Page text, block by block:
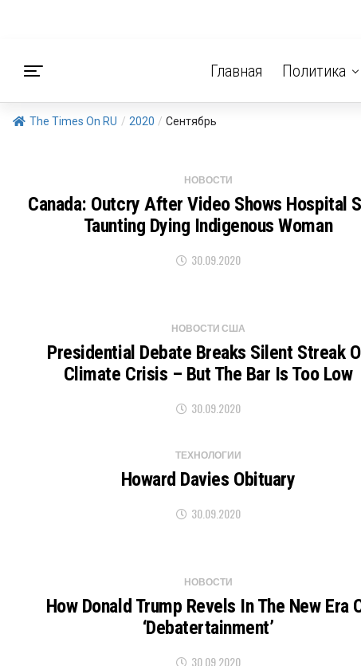
Главная Политика
The Times On RU / 2020 / Сентябрь
НОВОСТИ
Canada: Outcry After Video Shows Hospital
Taunting Dying Indigenous Woman
30.09.2020
НОВОСТИ США
Presidential Debate Breaks Silent Streak
Climate Crisis – But The Bar Is Too Low
30.09.2020
ТЕХНОЛОГИИ
Howard Davies Obituary
30.09.2020
НОВОСТИ
How Donald Trump Revels In The New Era
‘debatertainment’
30.09.2020